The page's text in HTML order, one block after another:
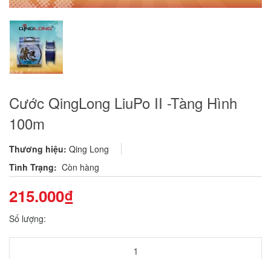
Cước QingLong LiuPo II -Tàng Hình
100m
Thương hiệu: Qing Long
Tình Trạng: Còn hàng
215.000₫
Số lượng: